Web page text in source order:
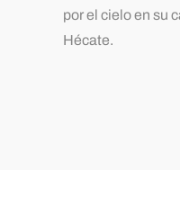
por el cielo en su
Hécate.